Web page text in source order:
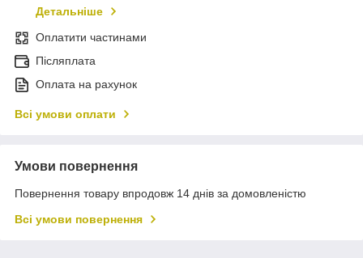
Детальніше
Оплатити частинами
Післяплата
Оплата на рахунок
Всі умови оплати
Умови повернення
Повернення товару впродовж 14 днів за домовленістю
Всі умови повернення